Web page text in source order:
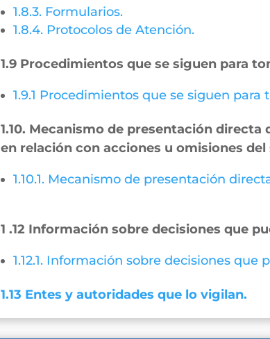
1.8.3. Formularios.
1.8.4. Protocolos de Atención.
1.9 Procedimientos que se siguen para
1.9.1 Procedimientos que se siguen
1.10. Mecanismo de presentación
en relación con acciones u omisiones
1.10.1. Mecanismo de presentación
1 .12 Información sobre decisiones que
1.12.1. Información sobre decisiones que
1.13 Entes y autoridades que lo vigilan.